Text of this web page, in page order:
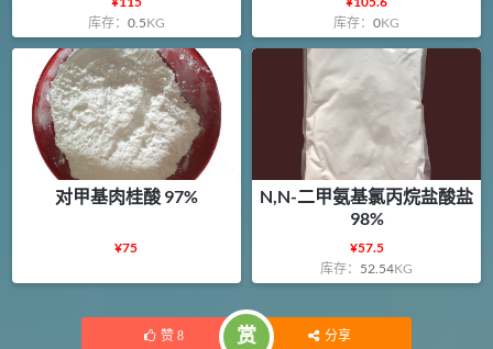
库存： 0.5KG
库存：0KG
对甲基肉桂酸 97%
¥75
N,N-二甲氨基氯丙烷盐酸盐
98%
¥57.5
库存： 52.54KG
赞 8 赏 分享